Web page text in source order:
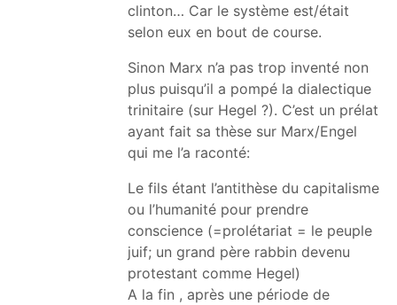
clinton… Car le système est/était
selon eux en bout de course.
Sinon Marx n’a pas trop inventé non
plus puisqu’il a pompé la dialectique
trinitaire (sur Hegel ?). C’est un prélat
ayant fait sa thèse sur Marx/Engel
qui me l’a raconté:
Le fils étant l’antithèse du capitalisme
ou l’humanité pour prendre
conscience (=prolétariat = le peuple
juif; un grand père rabbin devenu
protestant comme Hegel)
A la fin , après une période de